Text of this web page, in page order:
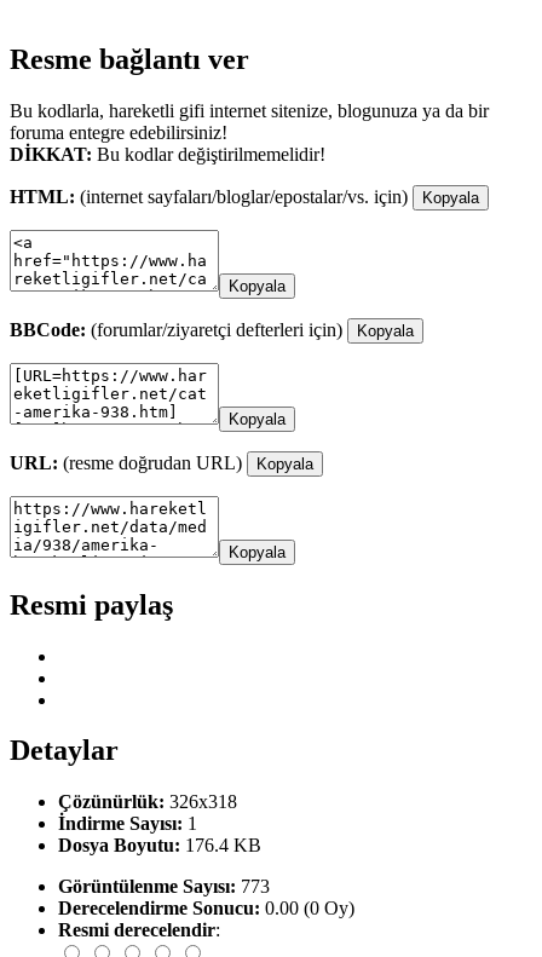
Resme bağlantı ver
Bu kodlarla, hareketli gifi internet sitenize, blogunuza ya da bir
foruma entegre edebilirsiniz!
DİKKAT: Bu kodlar değiştirilmemelidir!
HTML: (internet sayfaları/bloglar/epostalar/vs. için) Kopyala
Kopyala
BBCode: (forumlar/ziyaretçi defterleri için) Kopyala
Kopyala
URL: (resme doğrudan URL) Kopyala
Kopyala
Resmi paylaş
Detaylar
Çözünürlük: 326x318
İndirme Sayısı: 1
Dosya Boyutu: 176.4 KB
Görüntülenme Sayısı: 773
Derecelendirme Sonucu: 0.00 (0 Oy)
Resmi derecelendir: